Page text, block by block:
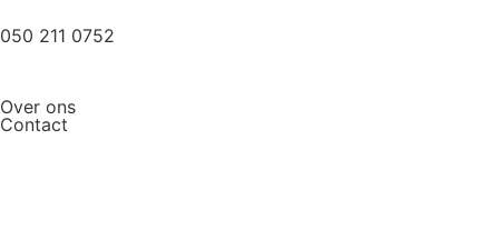
050 211 0752
Over ons
Contact